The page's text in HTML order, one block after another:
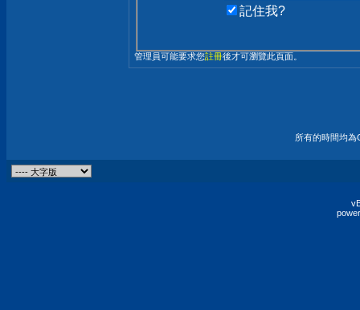
記住我?
管理員可能要求您註冊後才可瀏覽此頁面。
所有的時間均為